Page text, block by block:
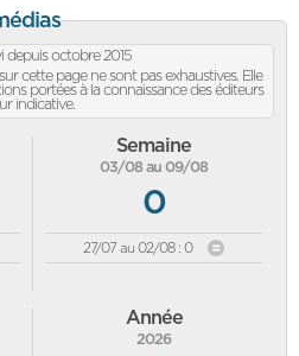
depuis octobre 2015
cette page ne sont pas exhaustives. Elle
portées à la connaissance des éditeurs
indicative.
Semaine
03/08 au 09/08
0
27/07 au 02/08 : 0
Année
2026